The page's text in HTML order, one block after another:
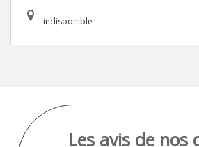
indisponible
Les avis de nos